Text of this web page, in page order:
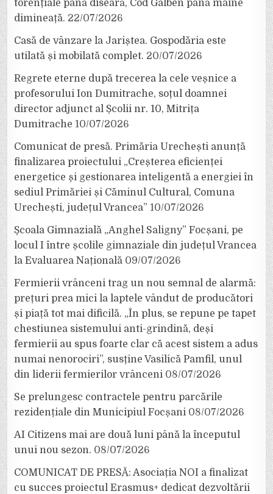
torențiale până diseară, Cod Galben până mâine
dimineață. 22/07/2026
Casă de vânzare la Jariștea. Gospodăria este
utilată și mobilată complet. 20/07/2026
Regrete eterne după trecerea la cele veșnice a
profesorului Ion Dumitrache, soțul doamnei
director adjunct al Școlii nr. 10, Mitrița
Dumitrache 10/07/2026
Comunicat de presă. Primăria Urechești anunță
finalizarea proiectului „Creșterea eficienței
energetice și gestionarea inteligentă a energiei în
sediul Primăriei și Căminul Cultural, Comuna
Urechești, județul Vrancea” 10/07/2026
Școala Gimnazială „Anghel Saligny” Focșani, pe
locul I între școlile gimnaziale din județul Vrancea
la Evaluarea Națională 09/07/2026
Fermierii vrânceni trag un nou semnal de alarmă:
prețuri prea mici la laptele vândut de producători
și piață tot mai dificilă. „În plus, se repune pe tapet
chestiunea sistemului anti-grindină, deși
fermierii au spus foarte clar că acest sistem a adus
numai nenorociri”, susține Vasilică Pamfil, unul
din liderii fermierilor vrânceni 08/07/2026
Se prelungesc contractele pentru parcările
rezidențiale din Municipiul Focșani 08/07/2026
AI Citizens mai are două luni până la începutul
unui nou sezon. 08/07/2026
COMUNICAT DE PRESĂ: Asociația NOI a finalizat
cu succes proiectul Erasmus+ dedicat dezvoltării